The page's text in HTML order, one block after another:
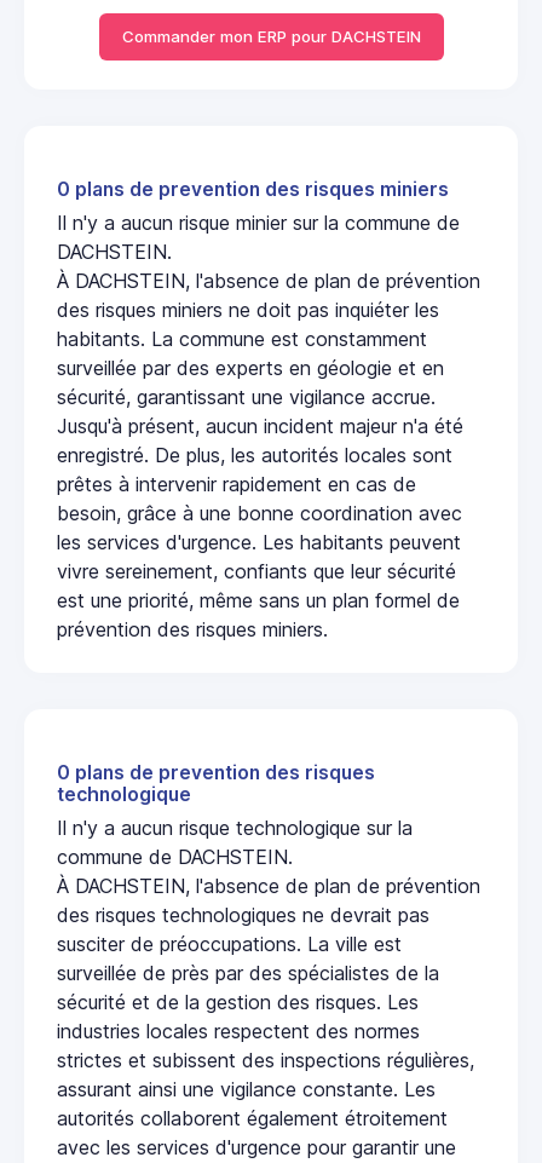
Commander mon ERP pour DACHSTEIN
0 plans de prevention des risques miniers
Il n'y a aucun risque minier sur la commune de
DACHSTEIN.
À DACHSTEIN, l'absence de plan de prévention
des risques miniers ne doit pas inquiéter les
habitants. La commune est constamment
surveillée par des experts en géologie et en
sécurité, garantissant une vigilance accrue.
Jusqu'à présent, aucun incident majeur n'a été
enregistré. De plus, les autorités locales sont
prêtes à intervenir rapidement en cas de
besoin, grâce à une bonne coordination avec
les services d'urgence. Les habitants peuvent
vivre sereinement, confiants que leur sécurité
est une priorité, même sans un plan formel de
prévention des risques miniers.
0 plans de prevention des risques
technologique
Il n'y a aucun risque technologique sur la
commune de DACHSTEIN.
À DACHSTEIN, l'absence de plan de prévention
des risques technologiques ne devrait pas
susciter de préoccupations. La ville est
surveillée de près par des spécialistes de la
sécurité et de la gestion des risques. Les
industries locales respectent des normes
strictes et subissent des inspections régulières,
assurant ainsi une vigilance constante. Les
autorités collaborent également étroitement
avec les services d'urgence pour garantir une